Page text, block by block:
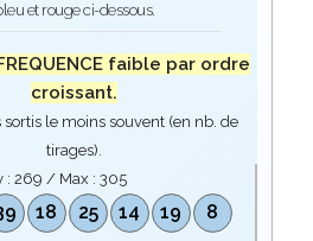
et rouge ci-dessous.
faible par ordre
croissant.
sortis le moins souvent (en nb. de
tirages).
: 269 / Max : 305
18 25 14 19
8